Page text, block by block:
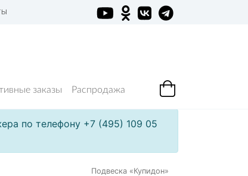
заказы Распродажа
по телефону +7 (495) 109 05
Подвеска «Купидон»